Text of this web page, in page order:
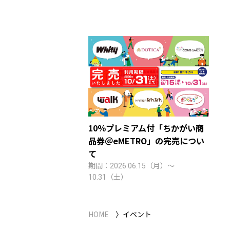
10％プレミアム付「ちかがい商
品券＠eMETRO」の完売につい
て
期間：2026.06.15（月）～
10.31（土）
HOME イベント